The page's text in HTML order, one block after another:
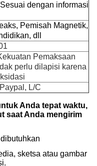
dengan informasi
Pemisah Magnetik,
dll
Pemaksaan
perlu dilapisi karena
L/C
Anda tepat waktu,
saat Anda mengirim
sketsa atau gambar